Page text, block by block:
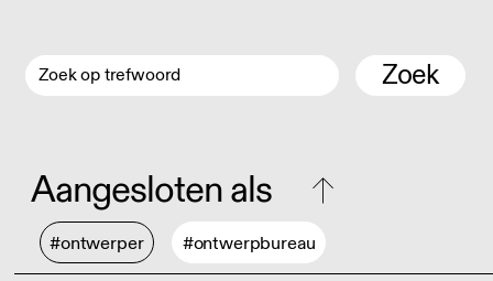
Zoek
Aangesloten als
#ontwerper #ontwerpbureau